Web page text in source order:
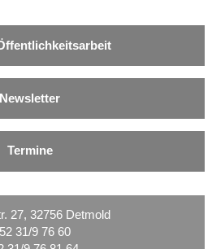
Newsletter
Termine
27, 32756 Detmold
31/9 76 60